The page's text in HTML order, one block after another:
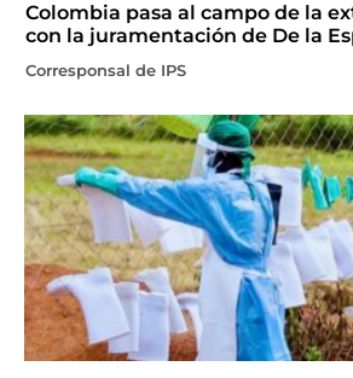
Colombia pasa al campo de la
con la juramentación de De la
Corresponsal de IPS